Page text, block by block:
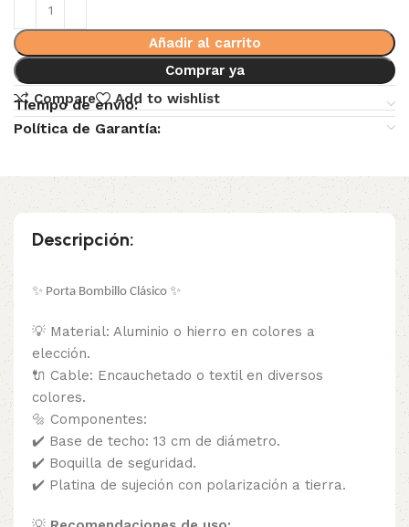
Añadir al carrito
Comprar ya
Compare
Add to wishlist
Tiempo de envio:
Política de Garantía:
Descripción:
✨ Porta Bombillo Clásico ✨
💡 Material: Aluminio o hierro en colores a
elección.
🔌 Cable: Encauchetado o textil en diversos
colores.
🔩 Componentes:
✔️ Base de techo: 13 cm de diámetro.
✔️ Boquilla de seguridad.
✔️ Platina de sujeción con polarización a tierra.